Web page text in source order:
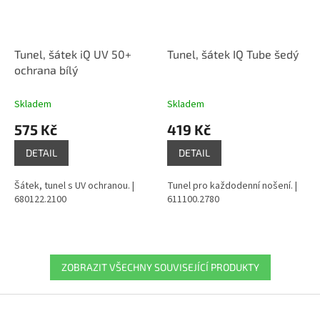
Tunel, šátek iQ UV 50+
ochrana bílý
Skladem
575 Kč
DETAIL
Šátek, tunel s UV ochranou. |
680122.2100
Tunel, šátek IQ Tube šedý
Skladem
419 Kč
DETAIL
Tunel pro každodenní nošení. |
611100.2780
ZOBRAZIT VŠECHNY SOUVISEJÍCÍ PRODUKTY